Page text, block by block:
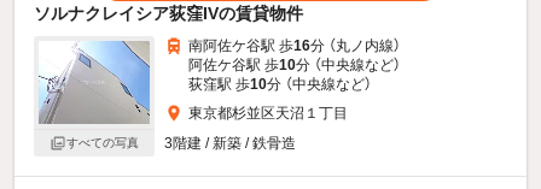
ソルナクレイシア荻窪IVの賃貸物件
すべての写真
南阿佐ケ谷駅 歩16分 （丸ノ内線）
阿佐ケ谷駅 歩10分 （中央線など）
荻窪駅 歩10分 （中央線など）
東京都杉並区天沼１丁目
3階建 / 新築 / 鉄骨造